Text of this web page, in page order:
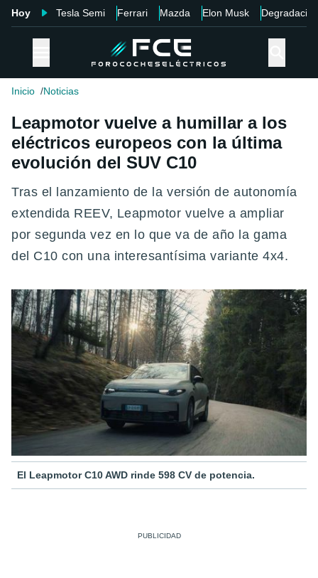
Hoy Tesla Semi Ferrari Mazda Elon Musk Degradación
Inicio Noticias
Leapmotor vuelve a humillar a los
eléctricos europeos con la última
evolución del SUV C10
Tras el lanzamiento de la versión de autonomía
extendida REEV, Leapmotor vuelve a ampliar
por segunda vez en lo que va de año la gama
del C10 con una interesantísima variante 4x4.
El Leapmotor C10 AWD rinde 598 CV de potencia.